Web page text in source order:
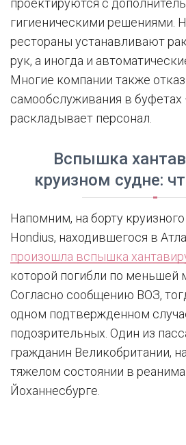
проектируются с
гигиеническими решениями.
рестораны устанавливают
рук, а иногда и
Многие компании также
самообслуживания в буфетах
раскладывает персонал.
Вспышка
круизном судне:
Напомним, на борту
Hondius, находившегося в
произошла вспышка
которой погибли по меньшей
Согласно сообщению ВОЗ,
одном подтвержденном
подозрительных. Один из
гражданин Великобритании,
тяжелом состоянии в
Йоханнесбурге.